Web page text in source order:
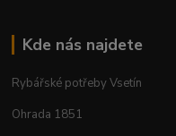
Kde nás najdete
Rybářské potřeby Vsetín
Ohrada 1851